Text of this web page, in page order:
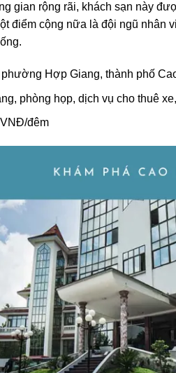
gian rộng rãi, khách sạn này
điểm cộng nữa là đội ngũ nhân
Hợp Giang, thành phố
phòng họp, dịch vụ cho thuê
đêm